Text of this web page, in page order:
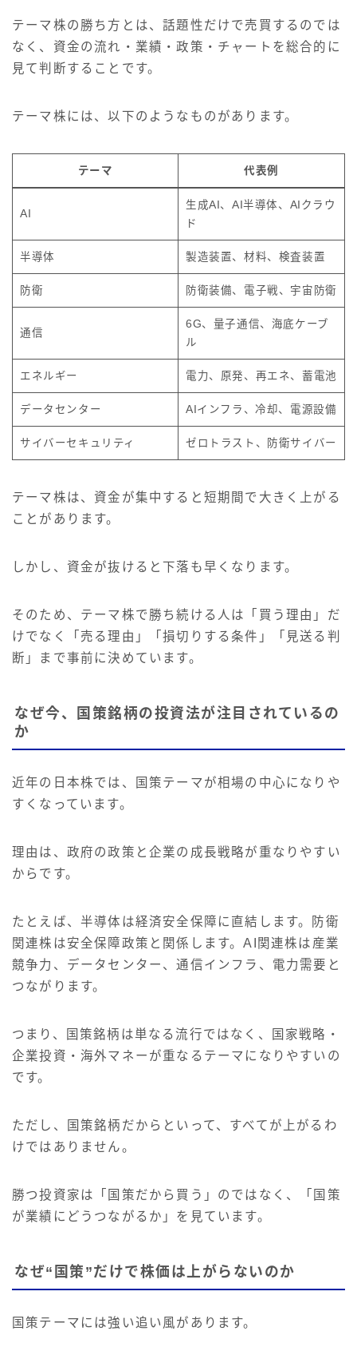
テーマ株の勝ち方とは、話題性だけで売買するのでは
なく、資金の流れ・業績・政策・チャートを総合的に
見て判断することです。
テーマ株には、以下のようなものがあります。
テーマ 代表例
AI
生成AI、AI半導体、AIクラウ
ド
半導体 製造装置、材料、検査装置
防衛 防衛装備、電子戦、宇宙防衛
通信
6G、量子通信、海底ケーブ
ル
エネルギー 電力、原発、再エネ、蓄電池
データセンター AIインフラ、冷却、電源設備
サイバーセキュリティ ゼロトラスト、防衛サイバー
テーマ株は、資金が集中すると短期間で大きく上がる
ことがあります。
しかし、資金が抜けると下落も早くなります。
そのため、テーマ株で勝ち続ける人は「買う理由」だ
けでなく「売る理由」「損切りする条件」「見送る判
断」まで事前に決めています。
なぜ今、国策銘柄の投資法が注目されているの
か
近年の日本株では、国策テーマが相場の中心になりや
すくなっています。
理由は、政府の政策と企業の成長戦略が重なりやすい
からです。
たとえば、半導体は経済安全保障に直結します。防衛
関連株は安全保障政策と関係します。AI関連株は産業
競争力、データセンター、通信インフラ、電力需要と
つながります。
つまり、国策銘柄は単なる流行ではなく、国家戦略・
企業投資・海外マネーが重なるテーマになりやすいの
です。
ただし、国策銘柄だからといって、すべてが上がるわ
けではありません。
勝つ投資家は「国策だから買う」のではなく、「国策
が業績にどうつながるか」を見ています。
なぜ“国策”だけで株価は上がらないのか
国策テーマには強い追い風があります。